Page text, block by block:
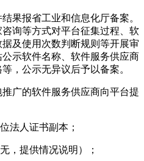
果报省工业和信息化厅备案。
询等方式对平台征集过程、软
及使用次数判断规则等开展审
示软件名称、软件服务供应商
，公示无异议后予以备案。
广的软件服务供应商向平台提
法人证书副本；
，提供情况说明）；